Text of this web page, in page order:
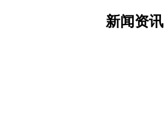
新闻资讯